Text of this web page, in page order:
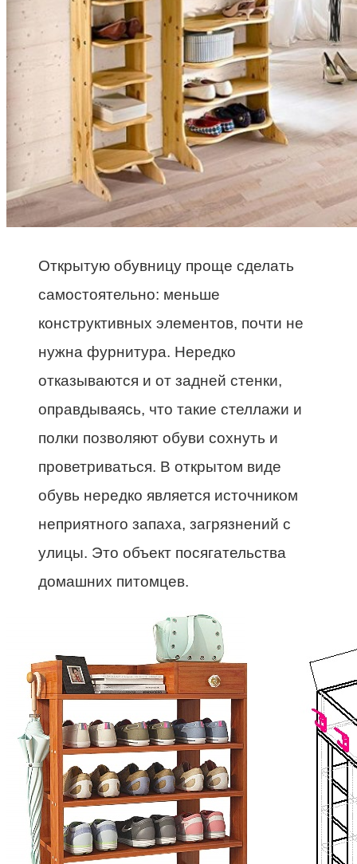
Открытую обувницу проще сделать
самостоятельно: меньше
конструктивных элементов, почти не
нужна фурнитура. Нередко
отказываются и от задней стенки,
оправдываясь, что такие стеллажи и
полки позволяют обуви сохнуть и
проветриваться. В открытом виде
обувь нередко является источником
неприятного запаха, загрязнений с
улицы. Это объект посягательства
домашних питомцев.